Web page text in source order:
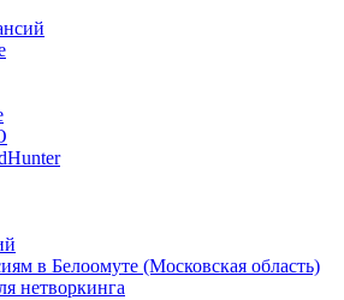
в Белоомуте (Московская область)
нетворкинга